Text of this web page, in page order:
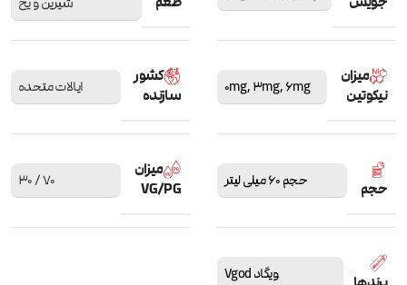
میزان
نیکوتین
0mg,3mg,6mg
کشور
سازنده
ایالات متحده
حجم حجم 60 میلی لیتر
میزان
VG/PG
70 / 30
ویگاد Vgod